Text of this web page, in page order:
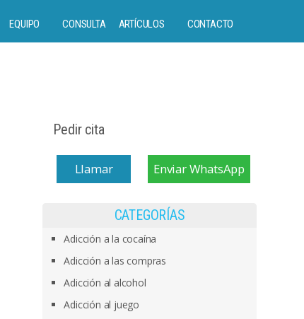
EQUIPO CONSULTA ARTÍCULOS CONTACTO
Pedir cita
Llamar Enviar WhatsApp
CATEGORÍAS
Adicción a la cocaína
Adicción a las compras
Adicción al alcohol
Adicción al juego